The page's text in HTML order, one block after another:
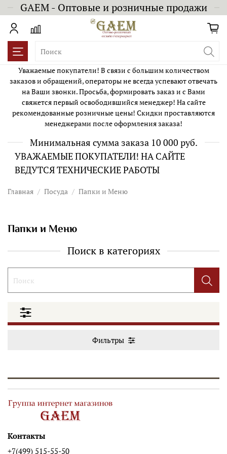
GAEM - Оптовые и розничные продажи
Уважаемые покупатели! В связи с большим количеством
заказов и обращений, операторы не всегда успевают отвечать
на Ваши звонки. Просьба, формировать заказ и с Вами
свяжется первый освободившийся менеджер! На сайте
рекомендованные розничные цены! Скидки проставляются
менеджерами после оформления заказа!
Минимальная сумма заказа 10 000 руб.
УВАЖАЕМЫЕ ПОКУПАТЕЛИ! НА САЙТЕ
ВЕДУТСЯ ТЕХНИЧЕСКИЕ РАБОТЫ
Главная Посуда Папки и Меню
Папки и Меню
Поиск в категориях
Фильтры
Контакты
+7(499) 515-55-50